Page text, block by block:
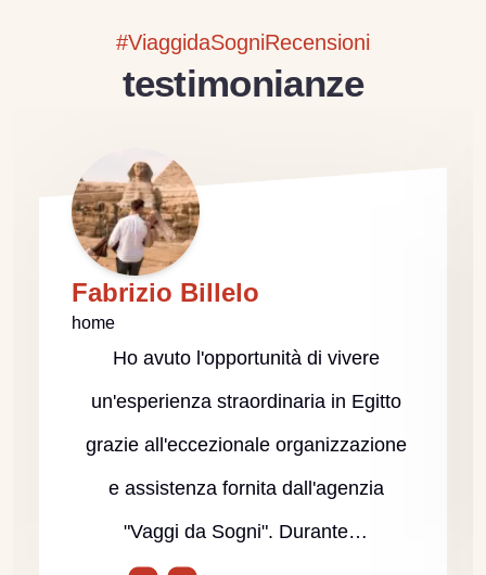
#ViaggidaSogniRecensioni
testimonianze
Fabrizio Billelo
home
Ho avuto l'opportunità di vivere
un'esperienza straordinaria in Egitto
grazie all'eccezionale organizzazione
e assistenza fornita dall'agenzia
"Vaggi da Sogni". Durante…